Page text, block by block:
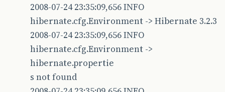
2008-07-24 23:35:09,656 INFO
hibernate.cfg.Environment -> Hibernate 3.2.3
2008-07-24 23:35:09,656 INFO
hibernate.cfg.Environment ->
hibernate.propertie
s not found